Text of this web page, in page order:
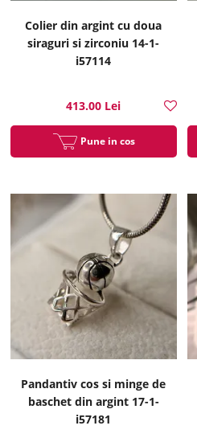
Colier din argint cu doua
siraguri si zirconiu 14-1-
i57114
413.00 Lei
Pune in cos
Pandantiv cos si minge de
baschet din argint 17-1-
i57181